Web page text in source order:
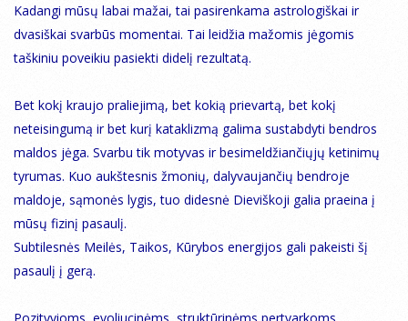
Kadangi mūsų labai mažai, tai pasirenkama astrologiškai ir
dvasiškai svarbūs momentai. Tai leidžia mažomis jėgomis
taškiniu poveikiu pasiekti didelį rezultatą.
Bet kokį kraujo praliejimą, bet kokią prievartą, bet kokį
neteisingumą ir bet kurį kataklizmą galima sustabdyti bendros
maldos jėga. Svarbu tik motyvas ir besimeldžiančiųjų ketinimų
tyrumas. Kuo aukštesnis žmonių, dalyvaujančių bendroje
maldoje, sąmonės lygis, tuo didesnė Dieviškoji galia praeina į
mūsų fizinį pasaulį.
Subtilesnės Meilės, Taikos, Kūrybos energijos gali pakeisti šį
pasaulį į gerą.
Pozityvioms, evoliucinėms, struktūrinėms pertvarkoms